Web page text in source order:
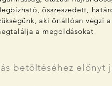
összeszedett,
aki önállóan végzi
a megoldásokat
betöltéséhez előnyt